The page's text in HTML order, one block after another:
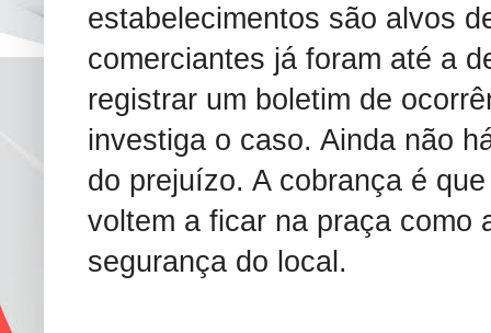
estabelecimentos são alvos
comerciantes já foram até a
registrar um boletim de
investiga o caso. Ainda não
do prejuízo. A cobrança é
voltem a ficar na praça como
segurança do local.